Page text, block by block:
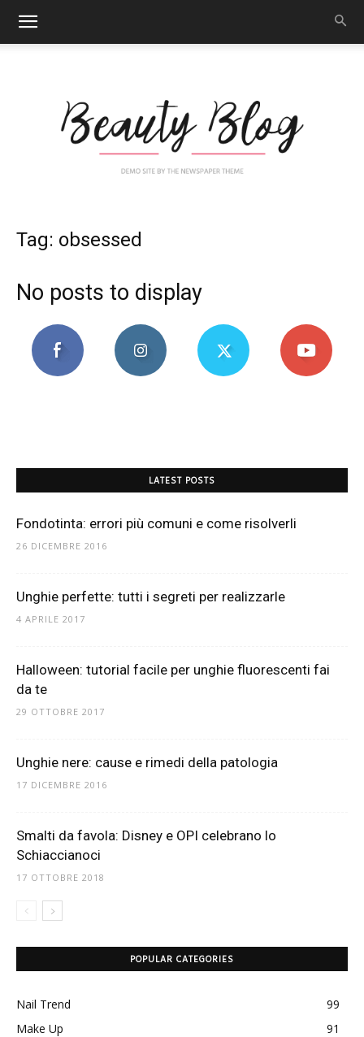
Art
Tag: obsessed
No posts to display
LATEST POSTS
Fondotinta: errori più comuni e come risolverli
26 DICEMBRE 2016
Unghie perfette: tutti i segreti per realizzarle
4 APRILE 2017
Halloween: tutorial facile per unghie fluorescenti fai
da te
29 OTTOBRE 2017
Unghie nere: cause e rimedi della patologia
17 DICEMBRE 2016
Smalti da favola: Disney e OPI celebrano lo
Schiaccianoci
17 OTTOBRE 2018
POPULAR CATEGORIES
Nail Trend
99
Make Up
91